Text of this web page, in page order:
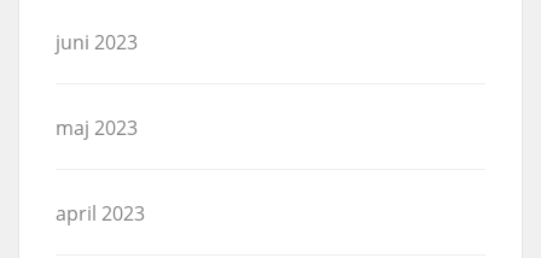
juni 2023
maj 2023
april 2023